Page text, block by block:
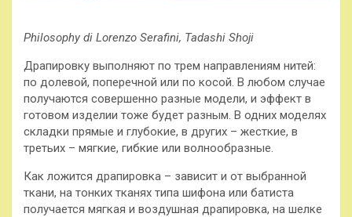
Philosophy di Lorenzo Serafini, Tadashi Shoji
Драпировку выполняют по трем направлениям нитей:
по долевой, поперечной или по косой. В любом случае
получаются совершенно разные модели, и эффект в
готовом изделии тоже будет разным. В одних моделях
складки прямые и глубокие, в других – жесткие, в
третьих – мягкие, гибкие или волнообразные.
Как ложится драпировка – зависит и от выбранной
ткани, на тонких тканях типа шифона или батиста
получается мягкая и воздушная драпировка, на шелке